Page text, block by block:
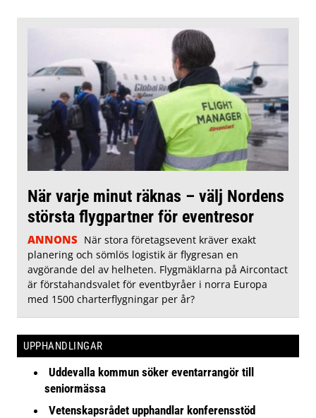
När varje minut räknas – välj Nordens
största flygpartner för eventresor
ANNONS När stora företagsevent kräver exakt
planering och sömlös logistik är flygresan en
avgörande del av helheten. Flygmäklarna på Aircontact
är förstahandsvalet för eventbyråer i norra Europa
med 1500 charterflygningar per år?
UPPHANDLINGAR
Uddevalla kommun söker eventarrangör till
seniormässa
Vetenskapsrådet upphandlar konferensstöd